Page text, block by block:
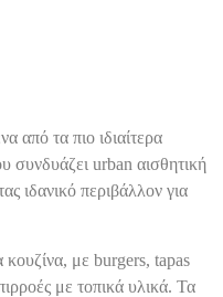
από τα πιο ιδιαίτερα
συνδυάζει urban αισθητική
ιδανικό περιβάλλον για
με burgers, tapas
με τοπικά υλικά. Τα